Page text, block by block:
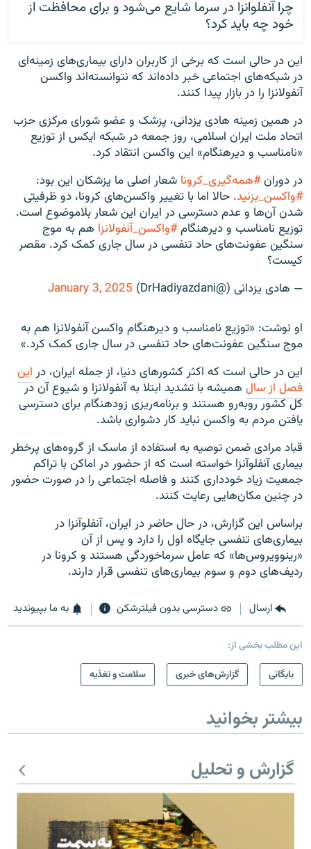
چرا آنفلوانزا در سرما شایع می‌شود و برای محافظت از
خود چه باید کرد؟
این در حالی است که برخی از کاربران دارای بیماری‌های زمینه‌ای
در شبکه‌های اجتماعی خبر داده‌اند که نتوانسته‌اند واکسن
آنفولانزا را در بازار پیدا کنند.
در همین زمینه هادی یزدانی، پزشک و عضو شورای مرکزی حزب
اتحاد ملت ایران اسلامی، روز جمعه در شبکه ایکس از توزیع
«نامناسب و دیرهنگام» این واکسن انتقاد کرد.
در دوران#همه‌گیری_کرونا شعار اصلی ما پزشکان این بود:
#واکسن_بزنید. حالا اما با تغییر واکسن‌های کرونا، دو ظرفیتی
شدن آن‌ها و عدم دسترسی در ایران این شعار بلاموضوع است.
توزیع نامناسب و دیرهنگام#واکسن_آنفولانزا هم به موج
سنگین عفونت‌های حاد تنفسی در سال جاری کمک کرد. مقصر
کیست؟
— هادی یزدانی (@DrHadiyazdani)
January 3, 2025
او نوشت: «توزیع نامناسب و دیرهنگام واکسن آنفولانزا هم به
موج سنگین عفونت‌های حاد تنفسی در سال جاری کمک کرد.»
این در حالی است که اکثر کشورهای دنیا، از جمله ایران،‌ در این
فصل از سال همیشه با تشدید ابتلا به آنفولانزا و شیوع آن در
کل کشور روبه‌رو هستند و برنامه‌ریزی زودهنگام برای دسترسی
یافتن مردم به واکسن نباید کار دشواری باشد.
قباد مرادی ضمن توصیه به استفاده از ماسک از گروه‌های پرخطر
بیماری آنفلوآنزا خواسته است که از حضور در اماکن با تراکم
جمعیت زیاد خودداری کنند و فاصله اجتماعی را در صورت حضور
در چنین مکان‌هایی رعایت کنند.
براساس این گزارش، در حال حاضر در ایران، آنفلوآنزا در
بیماری‌های تنفسی جایگاه اول را دارد و پس از آن
«رینوویروس‌ها» که عامل سرماخوردگی هستند و کرونا در
ردیف‌های دوم و سوم بیماری‌های تنفسی قرار دارند.
ارسال دسترسی بدون فیلترشکن به ما بپیوندید
این مطلب بخشی از:
بایگانی
گزارش‌های خبری سلامت و تغذیه
بیشتر بخوانید
گزارش و تحلیل